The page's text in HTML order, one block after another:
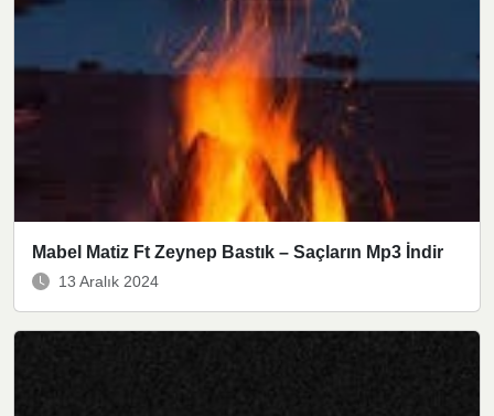
Mabel Matiz Ft Zeynep Bastık – Saçların Mp3 İndir
13 Aralık 2024